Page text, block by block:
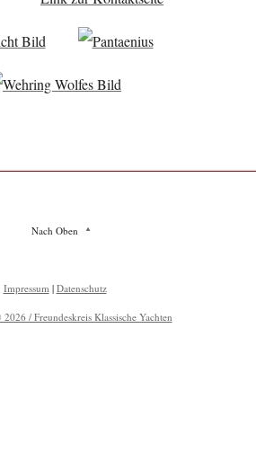
Nach Oben
Impressum | Datenschutz
/ Freundeskreis Klassische Yachten